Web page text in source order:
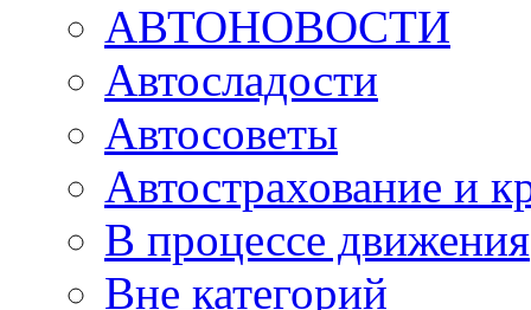
АВТОНОВОСТИ
Автосладости
Автосоветы
Автострахование и
В процессе движения
Вне категорий